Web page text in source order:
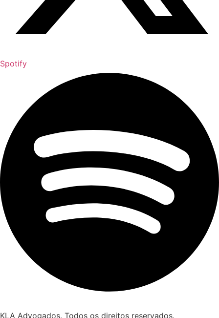
Spotify
KLA Advogados. Todos os direitos reservados.